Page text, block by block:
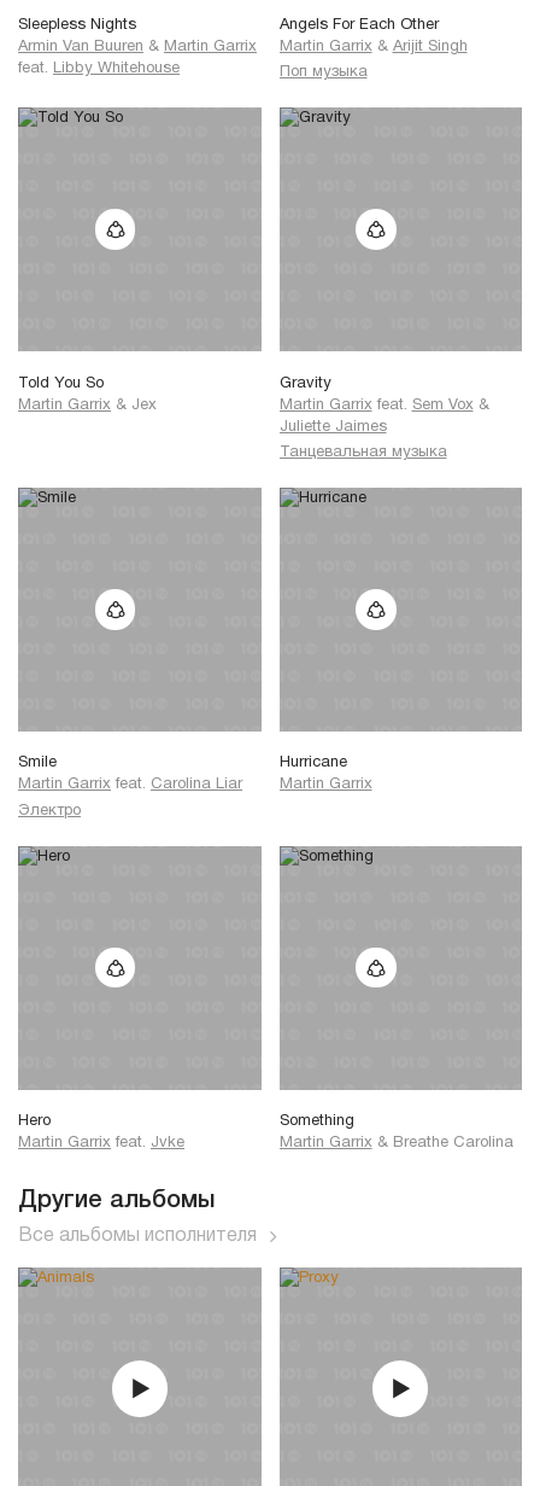
Sleepless Nights
Armin Van Buuren & Martin Garrix
feat. Libby Whitehouse
Angels For Each Other
Martin Garrix & Arijit Singh
Поп музыка
Told You So
Martin Garrix & Jex
Gravity
Martin Garrix feat. Sem Vox &
Juliette Jaimes
Танцевальная музыка
Smile
Martin Garrix feat. Carolina Liar
Электро
Hurricane
Martin Garrix
Hero
Martin Garrix feat. Jvke
Something
Martin Garrix & Breathe Carolina
Другие альбомы
Все альбомы исполнителя